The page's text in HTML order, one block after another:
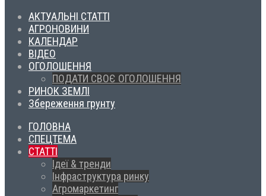
АКТУАЛЬНІ СТАТТІ
АГРОНОВИНИ
КАЛЕНДАР
ВІДЕО
ОГОЛОШЕННЯ
ПОДАТИ СВОЄ ОГОЛОШЕННЯ
РИНОК ЗЕМЛІ
Збереження грунту
ГОЛОВНА
СПЕЦТЕМА
СТАТТІ
Ідеї & тренди
Інфраструктура ринку
Агромаркетинг